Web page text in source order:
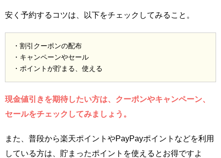
安く予約するコツは、以下をチェックしてみること。
・割引クーポンの配布
・キャンペーンやセール
・ポイントが貯まる、使える
現金値引きを期待したい方は、クーポンやキャンペーン、
セールをチェックしてみましょう。
また、普段から楽天ポイントやPayPayポイントなどを利用
している方は、貯まったポイントを使えるとお得ですよ